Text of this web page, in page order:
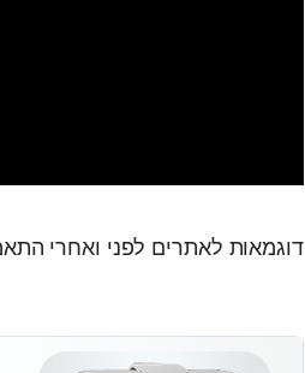
דוגמאות לאתרים לפני ואחרי